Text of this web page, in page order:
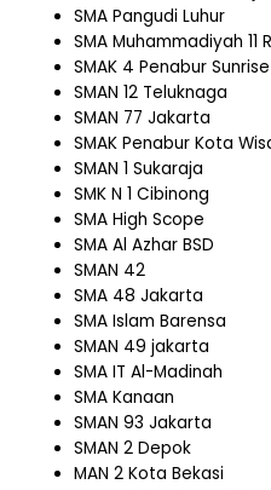
SMA Pangudi Luhur
SMA Muhammadiyah 11
SMAK 4 Penabur
SMAN 12 Teluknaga
SMAN 77 Jakarta
SMAK Penabur Kota
SMAN 1 Sukaraja
SMK N 1 Cibinong
SMA High Scope
SMA Al Azhar BSD
SMAN 42
SMA 48 Jakarta
SMA Islam Barensa
SMAN 49 jakarta
SMA IT Al-Madinah
SMA Kanaan
SMAN 93 Jakarta
SMAN 2 Depok
MAN 2 Kota Bekasi